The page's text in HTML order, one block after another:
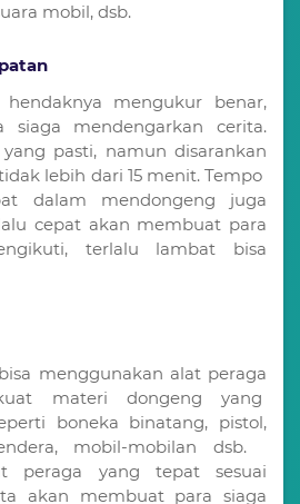
mobil, dsb.
hendaknya mengukur benar,
siaga mendengarkan cerita.
pasti, namun disarankan
lebih dari 15 menit. Tempo
dalam mendongeng juga
cepat akan membuat para
terlalu lambat bisa
menggunakan alat peraga
materi dongeng yang
boneka binatang, pistol,
mobil-mobilan dsb.
peraga yang tepat sesuai
akan membuat para siaga